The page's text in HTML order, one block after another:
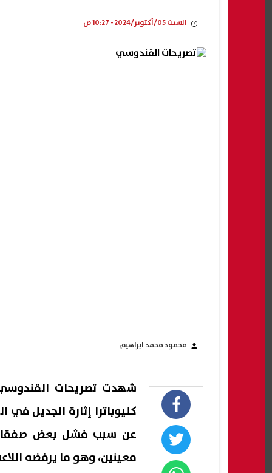
السبت 05/أكتوبر/2024 - 10:27 ص
محمود محمد ابراهيم
شهدت تصريحات
كليوباترا إثارة الجديل
عن سبب فشل بعض صفقات
معينين، وهو ما يرفضه